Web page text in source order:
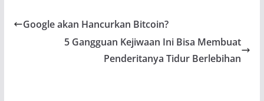
Google akan Hancurkan Bitcoin?
5 Gangguan Kejiwaan Ini Bisa Membuat
Penderitanya Tidur Berlebihan